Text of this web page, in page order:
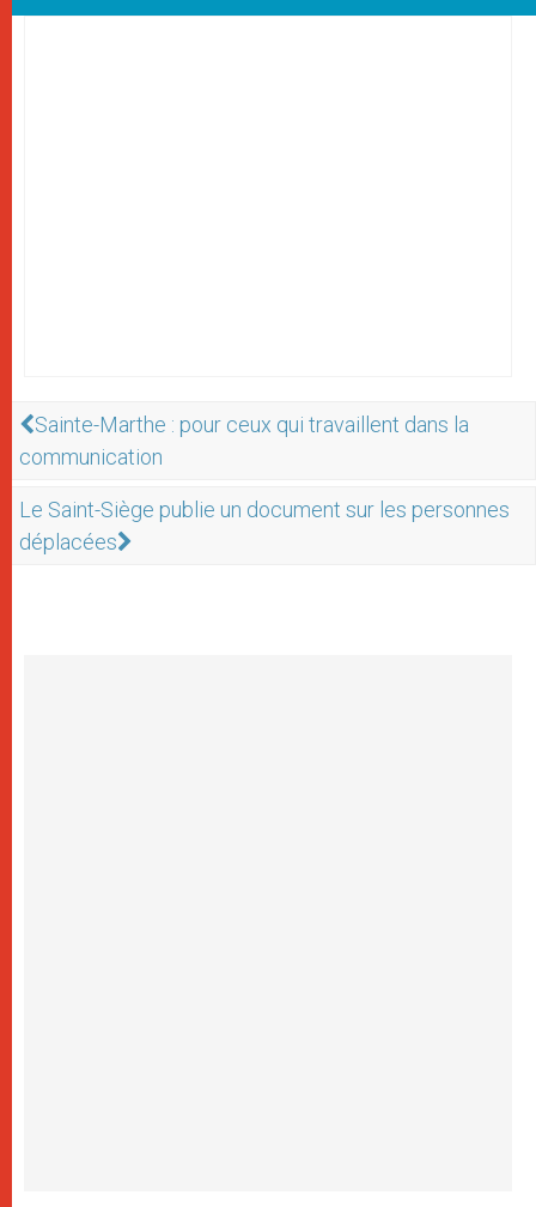
Sainte-Marthe : pour ceux qui travaillent dans la
communication
Le Saint-Siège publie un document sur les personnes
déplacées